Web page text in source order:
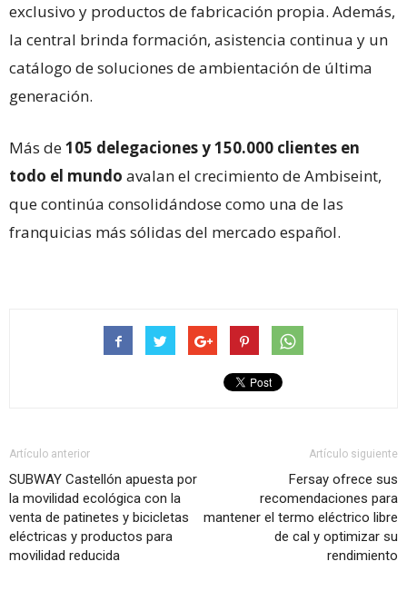
exclusivo y productos de fabricación propia. Además,
la central brinda formación, asistencia continua y un
catálogo de soluciones de ambientación de última
generación.
Más de105 delegaciones y 150.000 clientes en
todo el mundo avalan el crecimiento de Ambiseint,
que continúa consolidándose como una de las
franquicias más sólidas del mercado español.
Artículo anterior
SUBWAY Castellón apuesta por
la movilidad ecológica con la
venta de patinetes y bicicletas
eléctricas y productos para
movilidad reducida
Artículo siguiente
Fersay ofrece sus
recomendaciones para
mantener el termo eléctrico libre
de cal y optimizar su
rendimiento